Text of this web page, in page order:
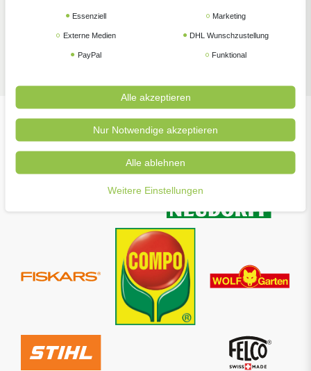
Zubehör
Unsere beliebtesten Marken
Essenziell Marketing
Externe Medien DHL Wunschzustellung
PayPal Funktional
Alle akzeptieren
Nur Notwendige akzeptieren
Alle ablehnen
Weitere Einstellungen